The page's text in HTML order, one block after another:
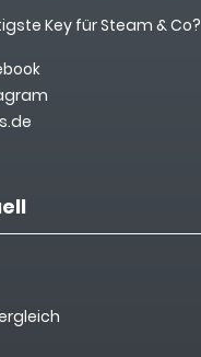
Key für Steam & Co?